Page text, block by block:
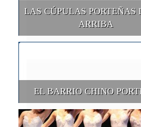
LAS CÚPULAS PORTEÑAS
ARRIBA
EL BARRIO CHINO